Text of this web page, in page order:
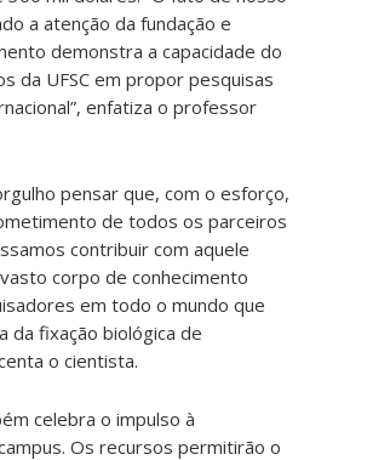
a atenção da fundação e
demonstra a capacidade do
da UFSC em propor pesquisas
enfatiza o professor
pensar que, com o esforço,
de todos os parceiros
contribuir com aquele
vasto corpo de conhecimento
em todo o mundo que
da fixação biológica de
o cientista.
celebra o impulso à
Os recursos permitirão o